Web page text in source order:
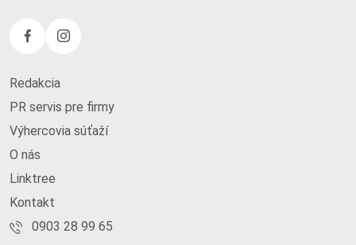
Redakcia
PR servis pre firmy
Výhercovia súťaží
O nás
Linktree
Kontakt
0903 28 99 65